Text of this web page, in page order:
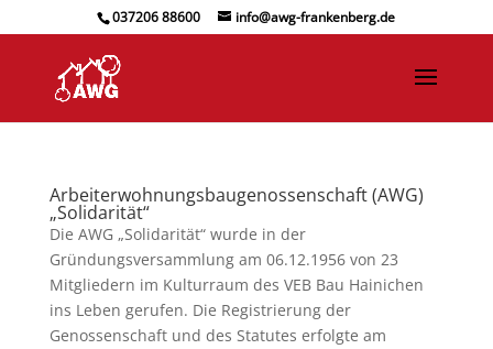
037206 88600 info@awg-frankenberg.de
Arbeiterwohnungsbaugenossenschaft (AWG)
„Solidarität“
Die AWG „Solidarität“ wurde in der
Gründungsversammlung am 06.12.1956 von 23
Mitgliedern im Kulturraum des VEB Bau Hainichen
ins Leben gerufen. Die Registrierung der
Genossenschaft und des Statutes erfolgte am